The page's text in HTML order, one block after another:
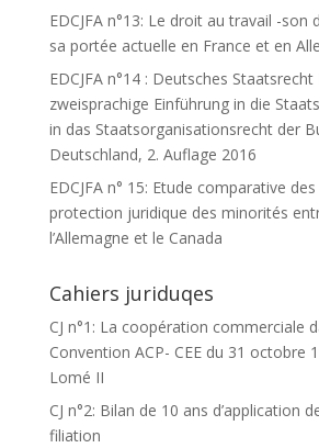
EDCJFA n°13: Le droit au travail -
sa portée actuelle en France et en
EDCJFA n°14 : Deutsches Staatsrecht
zweisprachige Einführung in die
in das Staatsorganisationsrecht der
Deutschland, 2. Auflage 2016
EDCJFA n° 15: Etude comparative
protection juridique des minorités
l’Allemagne et le Canada
Cahiers juriduqes
CJ n°1: La coopération commerciale
Convention ACP- CEE du 31 octobre
Lomé II
CJ n°2: Bilan de 10 ans d’application
filiation